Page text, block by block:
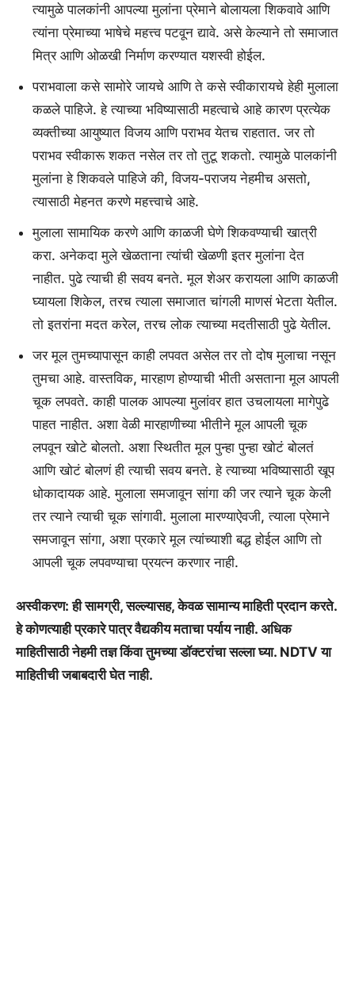
त्यामुळे पालकांनी आपल्या मुलांना प्रेमाने बोलायला शिकवावे आणि
त्यांना प्रेमाच्या भाषेचे महत्त्व पटवून द्यावे. असे केल्याने तो समाजात
मित्र आणि ओळखी निर्माण करण्यात यशस्वी होईल.
पराभवाला कसे सामोरे जायचे आणि ते कसे स्वीकारायचे हेही मुलाला
कळले पाहिजे. हे त्याच्या भविष्यासाठी महत्वाचे आहे कारण प्रत्येक
व्यक्तीच्या आयुष्यात विजय आणि पराभव येतच राहतात. जर तो
पराभव स्वीकारू शकत नसेल तर तो तुटू शकतो. त्यामुळे पालकांनी
मुलांना हे शिकवले पाहिजे की, विजय-पराजय नेहमीच असतो,
त्यासाठी मेहनत करणे महत्त्वाचे आहे.
मुलाला सामायिक करणे आणि काळजी घेणे शिकवण्याची खात्री
करा. अनेकदा मुले खेळताना त्यांची खेळणी इतर मुलांना देत
नाहीत. पुढे त्याची ही सवय बनते. मूल शेअर करायला आणि काळजी
घ्यायला शिकेल, तरच त्याला समाजात चांगली माणसं भेटता येतील.
तो इतरांना मदत करेल, तरच लोक त्याच्या मदतीसाठी पुढे येतील.
जर मूल तुमच्यापासून काही लपवत असेल तर तो दोष मुलाचा नसून
तुमचा आहे. वास्तविक, मारहाण होण्याची भीती असताना मूल आपली
चूक लपवते. काही पालक आपल्या मुलांवर हात उचलायला मागेपुढे
पाहत नाहीत. अशा वेळी मारहाणीच्या भीतीने मूल आपली चूक
लपवून खोटे बोलतो. अशा स्थितीत मूल पुन्हा पुन्हा खोटं बोलतं
आणि खोटं बोलणं ही त्याची सवय बनते. हे त्याच्या भविष्यासाठी खूप
धोकादायक आहे. मुलाला समजावून सांगा की जर त्याने चूक केली
तर त्याने त्याची चूक सांगावी. मुलाला मारण्याऐवजी, त्याला प्रेमाने
समजावून सांगा, अशा प्रकारे मूल त्यांच्याशी बद्ध होईल आणि तो
आपली चूक लपवण्याचा प्रयत्न करणार नाही.
अस्वीकरण: ही सामग्री, सल्ल्यासह, केवळ सामान्य माहिती प्रदान करते.
हे कोणत्याही प्रकारे पात्र वैद्यकीय मताचा पर्याय नाही. अधिक
माहितीसाठी नेहमी तज्ञ किंवा तुमच्या डॉक्टरांचा सल्ला घ्या. NDTV या
माहितीची जबाबदारी घेत नाही.